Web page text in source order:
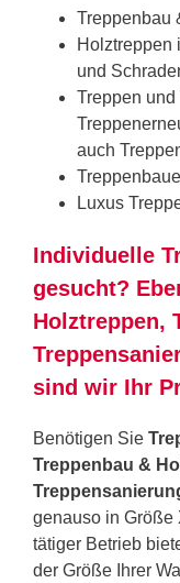
Treppenbau
Holztreppen
und
Treppen
auch
Luxus
Individuelle
gesucht?
Holztreppen,
sind wir Ihr
Benötigen Sie
Treppenbau &
genauso in Größe
tätiger Betrieb
der Größe Ihrer